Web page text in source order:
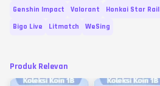
Genshin Impact
Valorant Honkai Star Rail
Bigo Live
Litmatch WeSing
Produk Relevan